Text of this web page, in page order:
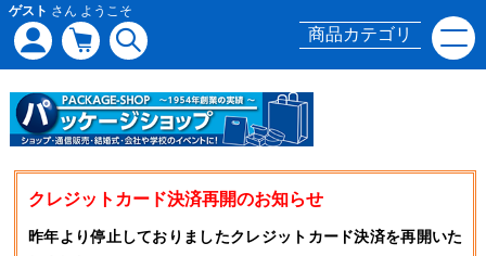
ゲスト さん ようこそ
商品カテゴリ
クレジットカード決済再開のお知らせ
昨年より停止しておりましたクレジットカード決済を再開いた